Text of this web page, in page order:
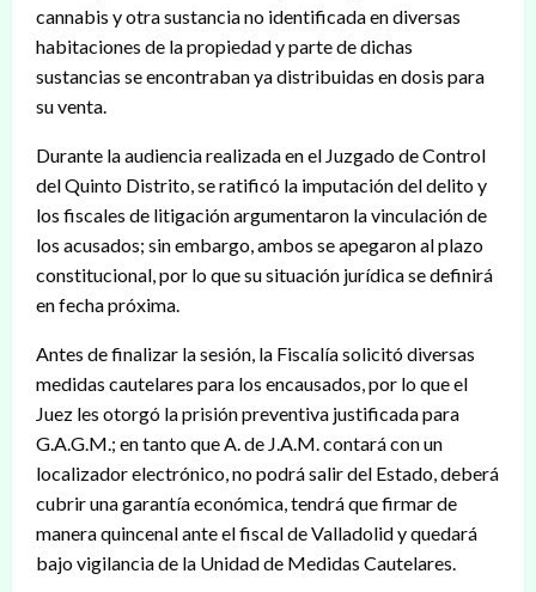
cannabis y otra sustancia no identificada en diversas
habitaciones de la propiedad y parte de dichas
sustancias se encontraban ya distribuidas en dosis para
su venta.
Durante la audiencia realizada en el Juzgado de Control
del Quinto Distrito, se ratificó la imputación del delito y
los fiscales de litigación argumentaron la vinculación de
los acusados; sin embargo, ambos se apegaron al plazo
constitucional, por lo que su situación jurídica se definirá
en fecha próxima.
Antes de finalizar la sesión, la Fiscalía solicitó diversas
medidas cautelares para los encausados, por lo que el
Juez les otorgó la prisión preventiva justificada para
G.A.G.M.; en tanto que A. de J.A.M. contará con un
localizador electrónico, no podrá salir del Estado, deberá
cubrir una garantía económica, tendrá que firmar de
manera quincenal ante el fiscal de Valladolid y quedará
bajo vigilancia de la Unidad de Medidas Cautelares.